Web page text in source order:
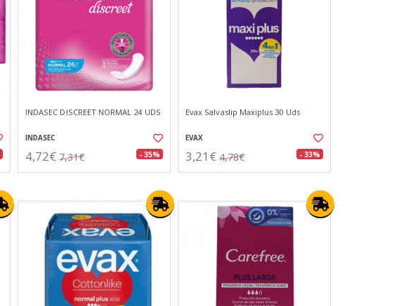
INDASEC DISCREET NORMAL 24 UDS
INDASEC
4,72€ 7,31€ - 35%
Evax Salvaslip Maxiplus 30 Uds
EVAX
3,21€ 4,78€ - 33%